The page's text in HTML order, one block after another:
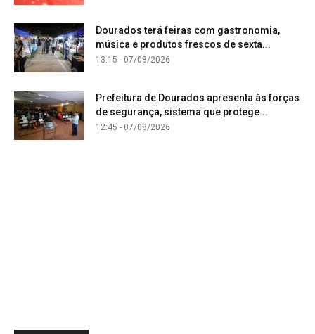
Dourados terá feiras com gastronomia,
música e produtos frescos de sexta...
13:15 - 07/08/2026
Prefeitura de Dourados apresenta às forças
de segurança, sistema que protege...
12:45 - 07/08/2026